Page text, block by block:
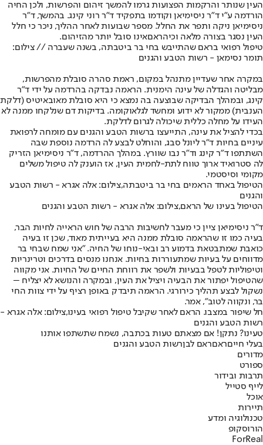
העין שנותר והרקמות הפצועות גרמו להמשך זיהום והפרשות, ולכן החיה
הורדמה ע"י ד"ר ניסימיאן וקודמו בתפקיד ד"ר רוני קינג. בהמשך, ד"ר
ניסימיאן ניקה ותפר את החלל. מספר שבועות לאחר ההליך, ניכר כי חלל
העין נסגר בצורה מלאה וכיהראםאינו סובל יותר מהזיהום.
טיפול רפואי בראם שהתייבש בחי בר ביטבתה, בשנה שעברה // צילום:
תומר נסימאן - רשות הטבע והגנים
במקרה אחר שעדיין מתנהל במקום, ראמת סהרה סובלת מהפרשות,
מבליטה והגדלה של עינה הימנית. הראמה נבדקה בהרדמה על ידי ד"ר
קינג, ובמהלך הבדיקה שבוצעה בה נמצא כי היא סובלת מאובאיטיס (דלקת
הענבית) ממקור לא ידוע ומחשד לגלאוקומה. בדיקות דם שנלקחו ממנה לא
העידו על מחלה כללית שיכולה לגרום לדלקת.
בכדי להציל את עינה, התייעצו ברשות הטבע והגנים עם מומחה לרפואת
עיניים בחיות ד"ר ליונל סבג, והוחלט לבצע לה הרדמה נוספת שבה
השתתפו ד"ר קינג וד"ר נבו שוורץ. במהלך ההרדמה, ד"ר ניסימיאן הזריק
לה סטרואיד ארוך טווח לתת-לחמית העין, אז הוענק לה טיפול משלים
מקומי וסיסטמי.
הטיפול באחד הראמים בחי בר ביטבתה,צילום: אלה אגרא - רשות הטבע
והגנים
הטיפול בעינו של הראם,צילום: אלה אגרא - רשות הטבע והגנים
ד"ר ניסימיאן ציין כי מעבר לחשיבות הרבה של חוש הראייה לחיות הבר,
בעיה כמו זו שהראמה סובלת ממנה היא בעייתית מאוד, שכן זו בעיה
כואבת שמתבטאת בדמוע רב ובאי-נוחו של החיה. "אני שמח שבחי בר
מדווחים על בעיות שמתעוררות בחיות. אנחנו מנסים בדרכים וטרינריות
וטיפוליות לטפל בבעיות ולשפר את רווחת החיים של החיות. אני מקווה
שהטיפול יפתור את הבעיה ויציל את העין, ובמקרה והנושא לא יצליח –
נשקול לבצע תהליך כירורגי. הראמה תיבדק באופן רציף על ידי צוות החי
בר, ונקווה לטוב", אמר.
חל שיפור במצבו. הראם לאחר שקיבל טיפול רפואי בעינו,צילום: אלה אגרא -
רשות הטבע והגנים
טעינו? נתקן! אם מצאתם טעות בכתבה, נשמח שתשתפו אותנו
בעלי חייםראםראם לבןרשות הטבע והגנים
מדורים
ספורט
תרבות ובידור
לייף סטייל
אוכל
תיירות
טכנולוגיה ומדע
הורוסקופ
ForReal